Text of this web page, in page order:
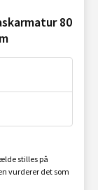
80
stilles på
vurderer det som